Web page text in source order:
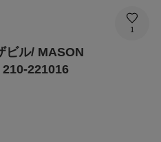
1
ビル/ MASON
221016